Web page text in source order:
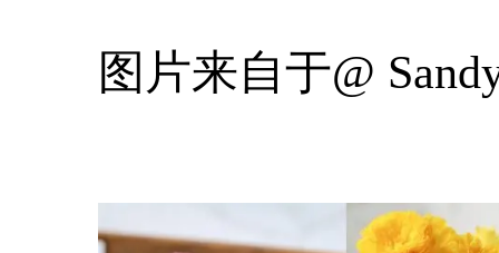
图片来自于@